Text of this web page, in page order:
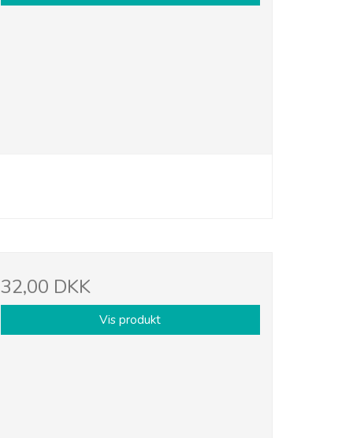
32,00 DKK
Vis produkt